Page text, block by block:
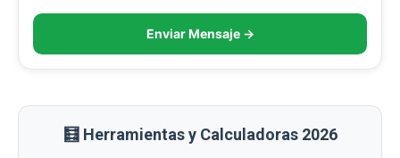
Enviar Mensaje →
🧮 Herramientas y Calculadoras 2026